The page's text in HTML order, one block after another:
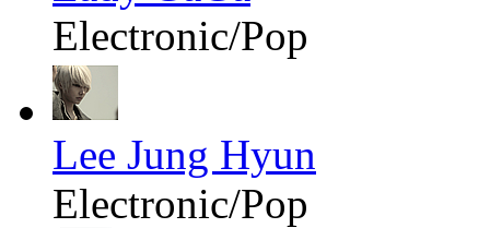
Electronic/Pop
Lee Jung Hyun
Electronic/Pop